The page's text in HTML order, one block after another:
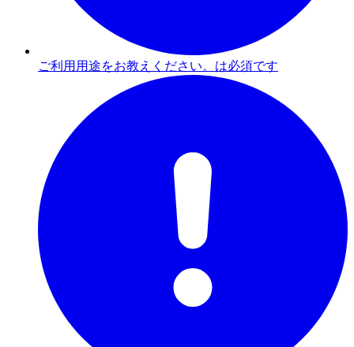
ご利用用途をお教えください。は必須です